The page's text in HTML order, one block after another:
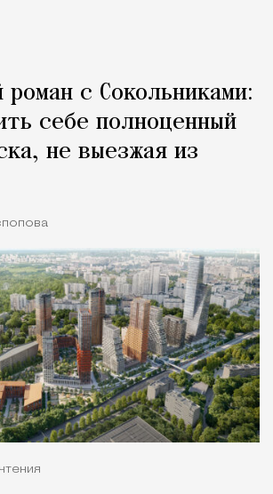
роман с Сокольниками:
себе полноценный
не выезжая из